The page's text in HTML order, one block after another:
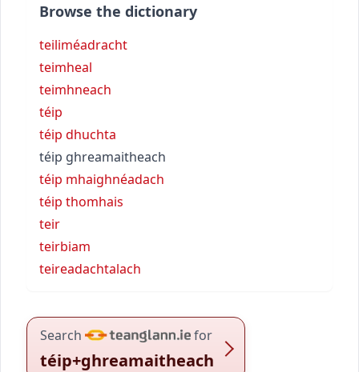
Browse the dictionary
teiliméadracht
teimheal
teimhneach
téip
téip dhuchta
téip ghreamaitheach
téip mhaighnéadach
téip thomhais
teir
teirbiam
teireadachtalach
Search for
téip+ghreamaitheach